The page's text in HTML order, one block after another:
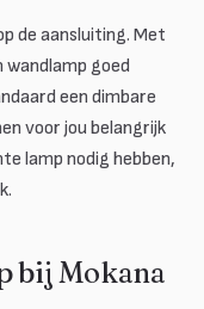
de aansluiting. Met
wandlamp goed
een dimbare
voor jou belangrijk
lamp nodig hebben,
bij Mokana